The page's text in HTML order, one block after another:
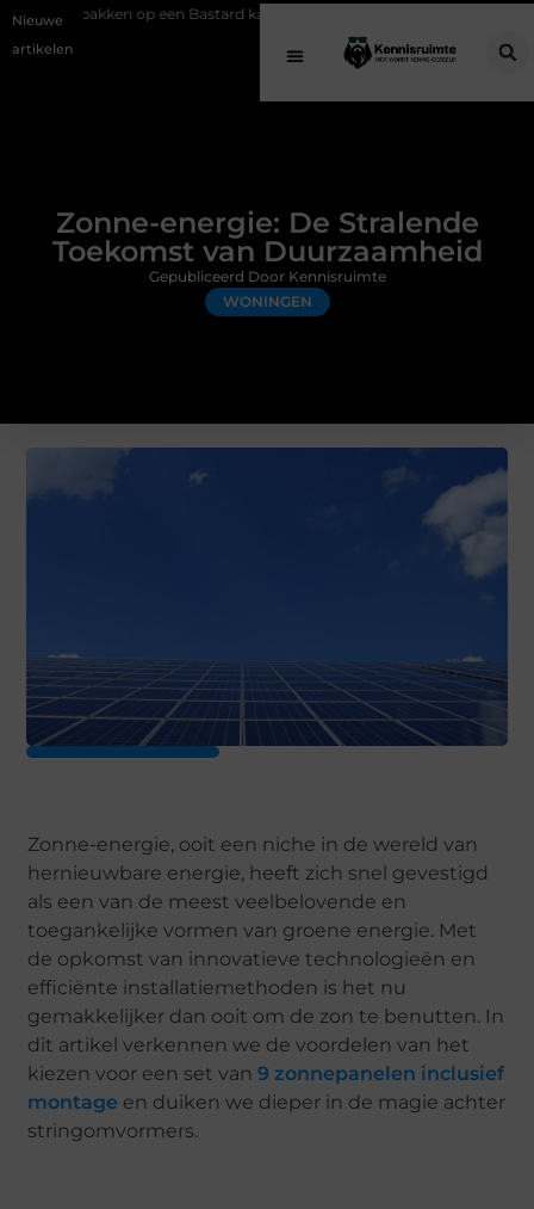
Nieuwe
artikelen
een Bastard kamado Naturediet Hondenvoer: vleesrijk
Zonne-energie: De Stralende
Toekomst van Duurzaamheid
WONINGEN
Gepubliceerd Door Kennisruimte
Zonne-energie, ooit een niche in de wereld van
hernieuwbare energie, heeft zich snel gevestigd
als een van de meest veelbelovende en
toegankelijke vormen van groene energie. Met
de opkomst van innovatieve technologieën en
efficiënte installatiemethoden is het nu
gemakkelijker dan ooit om de zon te benutten. In
dit artikel verkennen we de voordelen van het
kiezen voor een set van9 zonnepanelen inclusief
montage en duiken we dieper in de magie achter
stringomvormers.